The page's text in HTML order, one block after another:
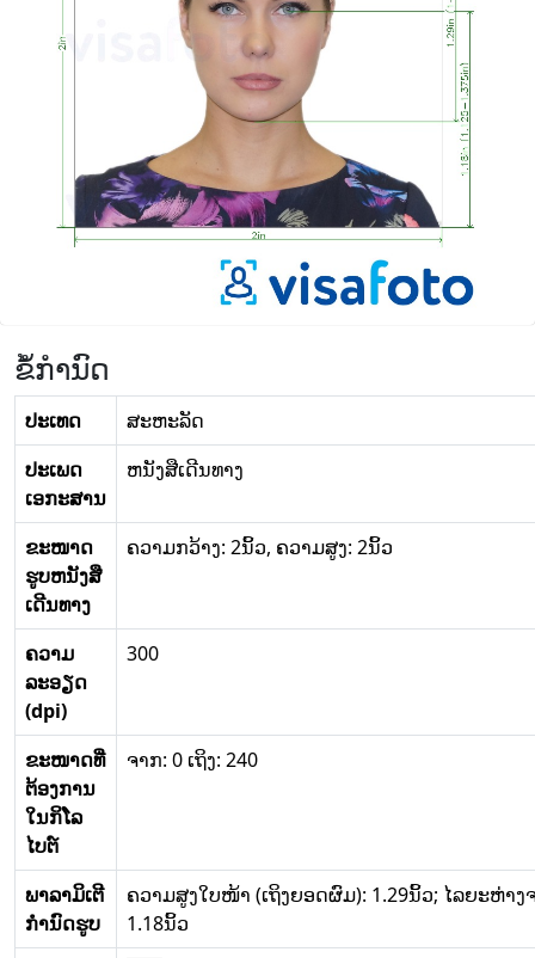
ຂໍ້ກໍານົດ
ປະເທດ
ສະ​ຫະ​ລັດ
ປະເພດ
ເອກະສານ
ຫນັງສືເດີນທາງ
ຂະໜາດ
ຮູບຫນັງສື
ເດີນທາງ
ຄວາມກວ້າງ: 2ນິ້ວ, ຄວາມສູງ: 2ນິ້ວ
ຄວາມ
ລະອຽດ
(dpi)
300
ຂະໜາດທີ່
ຕ້ອງການ
ໃນກິໂລ
ໄບຕ໌
ຈາກ: 0 ເຖິງ: 240
ພາລາມິເຕີ
ກໍານົດຮູບ
ຄວາມສູງໃບໜ້າ (ເຖິງຍອດຜົມ): 1.29ນິ້ວ; ໄລຍະຫ່າງ
1.18ນິ້ວ